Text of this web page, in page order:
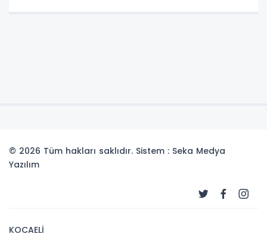
© 2026 Tüm hakları saklıdır. Sistem : Seka Medya
Yazılım
KOCAELİ